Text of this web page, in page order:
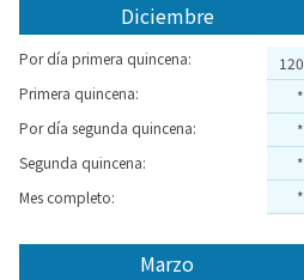
Diciembre
Por día primera quincena:
Primera quincena:
Por día segunda quincena:
Segunda quincena:
Mes completo:
120
*
*
*
*
Marzo